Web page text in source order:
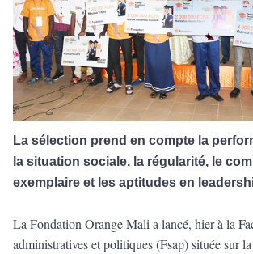
La sélection prend en compte la
la situation sociale, la régularité, le
exemplaire et les aptitudes en
La Fondation Orange Mali a lancé, hier à la
administratives et politiques (Fsap) située sur